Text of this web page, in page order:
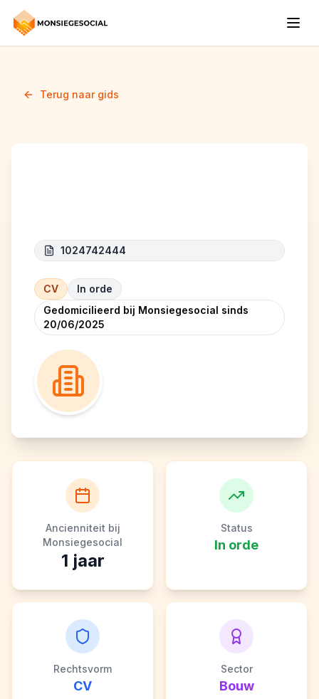
Terug naar gids
1024742444
CV
In orde
Gedomicilieerd bij Monsiegesocial sinds
20/06/2025
Ancienniteit bij
Monsiegesocial
1 jaar
Status
In orde
Rechtsvorm
CV
Sector
Bouw